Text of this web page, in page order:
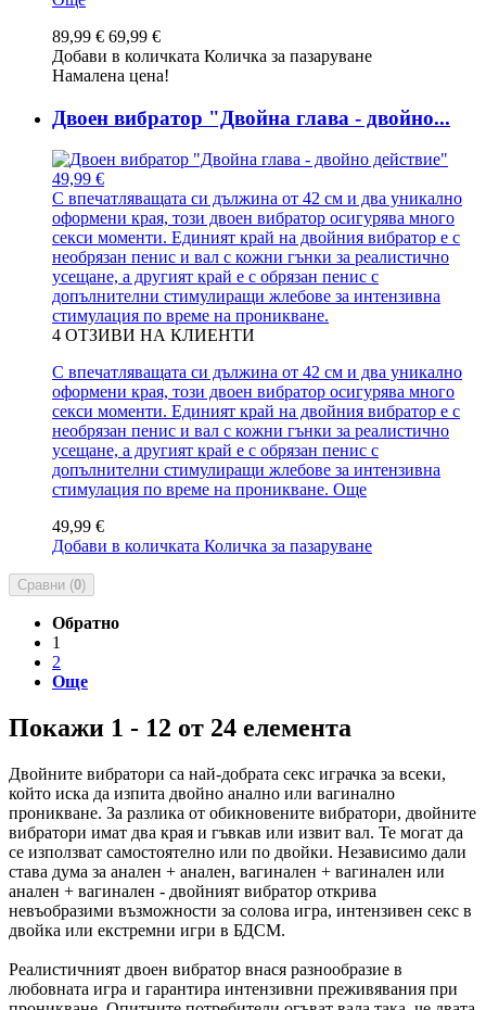
89,99 € 69,99 €
Добави в количката Количка за пазаруване
Намалена цена!
Двоен вибратор "Двойна глава - двойно...
49,99 €
С впечатляващата си дължина от 42 см и два уникално
оформени края, този двоен вибратор осигурява много
секси моменти. Единият край на двойния вибратор е с
необрязан пенис и вал с кожни гънки за реалистично
усещане, а другият край е с обрязан пенис с
допълнителни стимулиращи жлебове за интензивна
стимулация по време на проникване.
4 ОТЗИВИ НА КЛИЕНТИ
С впечатляващата си дължина от 42 см и два уникално
оформени края, този двоен вибратор осигурява много
секси моменти. Единият край на двойния вибратор е с
необрязан пенис и вал с кожни гънки за реалистично
усещане, а другият край е с обрязан пенис с
допълнителни стимулиращи жлебове за интензивна
стимулация по време на проникване. Още
49,99 €
Добави в количката Количка за пазаруване
Сравни (0)
Обратно
1
2
Още
Покажи 1 - 12 от 24 елемента
Двойните вибратори са най-добрата секс играчка за всеки,
който иска да изпита двойно анално или вагинално
проникване. За разлика от обикновените вибратори, двойните
вибратори имат два края и гъвкав или извит вал. Те могат да
се използват самостоятелно или по двойки. Независимо дали
става дума за анален + анален, вагинален + вагинален или
анален + вагинален - двойният вибратор открива
невъобразими възможности за солова игра, интензивен секс в
двойка или екстремни игри в БДСМ.
Реалистичният двоен вибратор внася разнообразие в
любовната игра и гарантира интензивни преживявания при